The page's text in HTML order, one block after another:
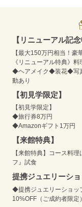
【リニューアル記
【最大150万円相当！豪
《リニューアル特典》
◆ヘアメイク◆装花◆写
動あり
【初見学限定】
【初見学限定】
◆旅行券8万円
◆Amazonギフト1万円
【来館特典】
【来館特典】コース料
フ』試食
提携ジュエリーシ
◆提携ジュエリーショッ
10%OFF（ご成約者限定）